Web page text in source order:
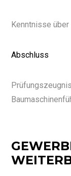
Kenntnisse
Abschluss